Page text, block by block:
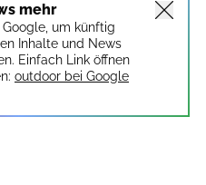
mehr
um künftig
Inhalte und News
Einfach Link öffnen
outdoor bei Google